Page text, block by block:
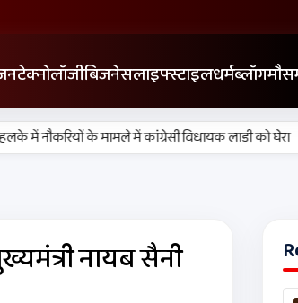
टेक्नोलॉजीबिजनेसलाइफ्स्टाइलधर्मब्लॉग
के मामले में कांग्रेसी विधायक लाडी को घेरा •यह
नायब सैनी